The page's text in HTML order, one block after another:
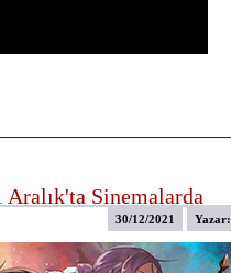
Sinemalarda
Yazar:
30/12/2021